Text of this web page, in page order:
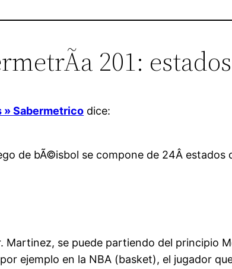
201:
» Sabermetrico dice:
de bÃ©isbol se compone de 24Â estados
Martinez, se puede partiendo del principio
ejemplo en la NBA (basket), el jugador